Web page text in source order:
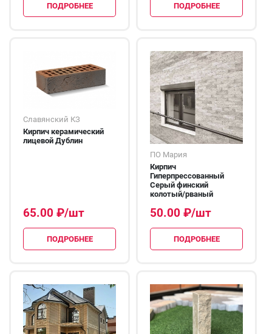
ПОДРОБНЕЕ ПОДРОБНЕЕ
Славянский КЗ
Кирпич керамический
лицевой Дублин
65.00 ₽/шт
ПОДРОБНЕЕ
ПО Мария
Кирпич
Гиперпрессованный
Серый финский
колотый/рваный
50.00 ₽/шт
ПОДРОБНЕЕ